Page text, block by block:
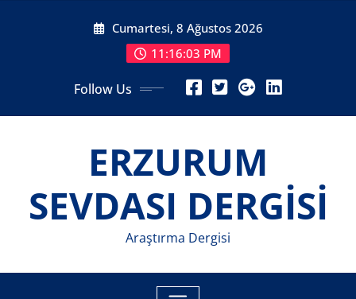
Cumartesi, 8 Ağustos 2026
11:16:05 PM
Follow Us
ERZURUM
SEVDASI DERGİSİ
Araştırma Dergisi